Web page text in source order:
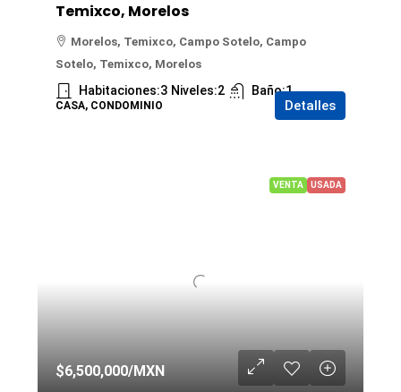
Temixco, Morelos
Morelos, Temixco, Campo Sotelo, Campo
Sotelo, Temixco, Morelos
Habitaciones:3 Niveles:2 Baño:1
CASA, CONDOMINIO Detalles
VENTA USADA
$6,500,000/MXN